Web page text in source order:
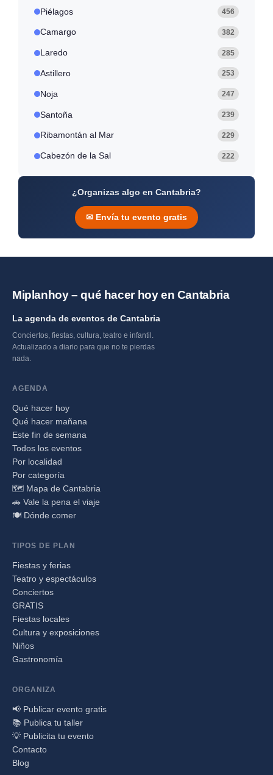
Piélagos 456
Camargo 382
Laredo 285
Astillero 253
Noja 247
Santoña 239
Ribamontán al Mar 229
Cabezón de la Sal 222
¿Organizas algo en Cantabria?
✉ Envía tu evento gratis
Miplanhoy – qué hacer hoy en Cantabria
La agenda de eventos de Cantabria
Conciertos, fiestas, cultura, teatro e infantil.
Actualizado a diario para que no te pierdas
nada.
AGENDA
Qué hacer hoy
Qué hacer mañana
Este fin de semana
Todos los eventos
Por localidad
Por categoría
🗺️ Mapa de Cantabria
🚗 Vale la pena el viaje
🍽️ Dónde comer
TIPOS DE PLAN
Fiestas y ferias
Teatro y espectáculos
Conciertos
GRATIS
Fiestas locales
Cultura y exposiciones
Niños
Gastronomía
ORGANIZA
📢 Publicar evento gratis
📚 Publica tu taller
💡 Publicita tu evento
Contacto
Blog